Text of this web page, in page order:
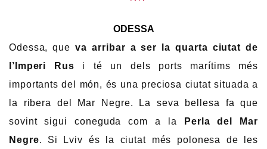
ODESSA
Odessa, queva arribar a ser la quarta ciutat de
l’Imperi Rus i té un dels ports marítims més
importants del món, és una preciosa ciutat situada a
la ribera del Mar Negre. La seva bellesa fa que
sovint sigui coneguda com a la
Perla del Mar
Negre. Si Lviv és la ciutat més polonesa de les